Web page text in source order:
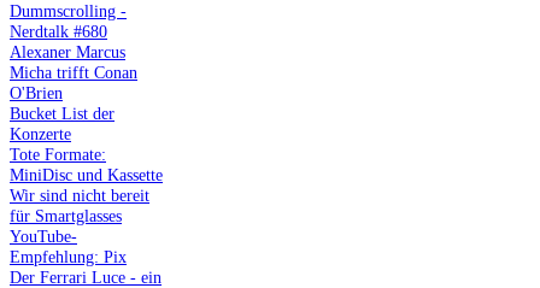
Dummscrolling -
Nerdtalk #680
Alexaner Marcus
Micha trifft Conan
O'Brien
Bucket List der
Konzerte
Tote Formate:
MiniDisc und Kassette
Wir sind nicht bereit
für Smartglasses
YouTube-
Empfehlung: Pix
Der Ferrari Luce - ein